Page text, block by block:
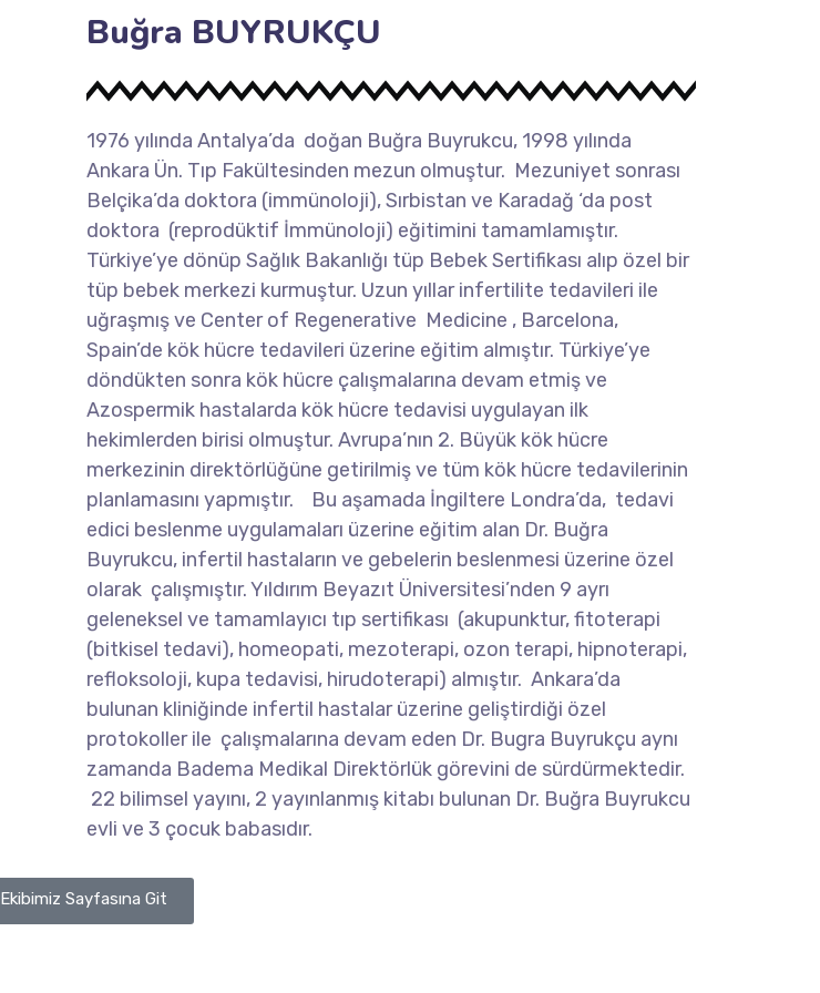
Buğra BUYRUKÇU
1976 yılında Antalya’da doğan Buğra Buyrukcu, 1998 yılında
Ankara Ün. Tıp Fakültesinden mezun olmuştur. Mezuniyet sonrası
Belçika’da doktora (immünoloji), Sırbistan ve Karadağ ‘da post
doktora (reprodüktif İmmünoloji) eğitimini tamamlamıştır.
Türkiye’ye dönüp Sağlık Bakanlığı tüp Bebek Sertifikası alıp özel bir
tüp bebek merkezi kurmuştur. Uzun yıllar infertilite tedavileri ile
uğraşmış ve Center of Regenerative Medicine , Barcelona,
Spain’de kök hücre tedavileri üzerine eğitim almıştır. Türkiye’ye
döndükten sonra kök hücre çalışmalarına devam etmiş ve
Azospermik hastalarda kök hücre tedavisi uygulayan ilk
hekimlerden birisi olmuştur. Avrupa’nın 2. Büyük kök hücre
merkezinin direktörlüğüne getirilmiş ve tüm kök hücre tedavilerinin
planlamasını yapmıştır. Bu aşamada İngiltere Londra’da, tedavi
edici beslenme uygulamaları üzerine eğitim alan Dr. Buğra
Buyrukcu, infertil hastaların ve gebelerin beslenmesi üzerine özel
olarak çalışmıştır. Yıldırım Beyazıt Üniversitesi’nden 9 ayrı
geleneksel ve tamamlayıcı tıp sertifikası (akupunktur, fitoterapi
(bitkisel tedavi), homeopati, mezoterapi, ozon terapi, hipnoterapi,
refloksoloji, kupa tedavisi, hirudoterapi) almıştır. Ankara’da
bulunan kliniğinde infertil hastalar üzerine geliştirdiği özel
protokoller ile çalışmalarına devam eden Dr. Bugra Buyrukçu aynı
zamanda Badema Medikal Direktörlük görevini de sürdürmektedir.
22 bilimsel yayını, 2 yayınlanmış kitabı bulunan Dr. Buğra Buyrukcu
evli ve 3 çocuk babasıdır.
Ekibimiz Sayfasına Git